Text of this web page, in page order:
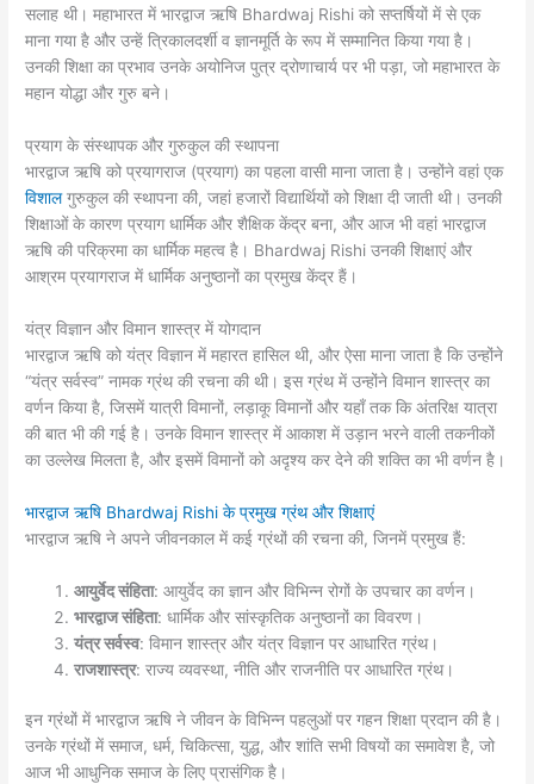
सलाह थी। महाभारत में भारद्वाज ऋषि Bhardwaj Rishi को सप्तर्षियों में से एक
माना गया है और उन्हें त्रिकालदर्शी व ज्ञानमूर्ति के रूप में सम्मानित किया गया है।
उनकी शिक्षा का प्रभाव उनके अयोनिज पुत्र द्रोणाचार्य पर भी पड़ा, जो महाभारत के
महान योद्धा और गुरु बने।
प्रयाग के संस्थापक और गुरुकुल की स्थापना
भारद्वाज ऋषि को प्रयागराज (प्रयाग) का पहला वासी माना जाता है। उन्होंने वहां एक
विशालगुरुकुल की स्थापना की, जहां हजारों विद्यार्थियों को शिक्षा दी जाती थी। उनकी
शिक्षाओं के कारण प्रयाग धार्मिक और शैक्षिक केंद्र बना, और आज भी वहां भारद्वाज
ऋषि की परिक्रमा का धार्मिक महत्व है। Bhardwaj Rishi उनकी शिक्षाएं और
आश्रम प्रयागराज में धार्मिक अनुष्ठानों का प्रमुख केंद्र हैं।
यंत्र विज्ञान और विमान शास्त्र में योगदान
भारद्वाज ऋषि को यंत्र विज्ञान में महारत हासिल थी, और ऐसा माना जाता है कि उन्होंने
“यंत्र सर्वस्व” नामक ग्रंथ की रचना की थी। इस ग्रंथ में उन्होंने विमान शास्त्र का
वर्णन किया है, जिसमें यात्री विमानों, लड़ाकू विमानों और यहाँ तक कि अंतरिक्ष यात्रा
की बात भी की गई है। उनके विमान शास्त्र में आकाश में उड़ान भरने वाली तकनीकों
का उल्लेख मिलता है, और इसमें विमानों को अदृश्य कर देने की शक्ति का भी वर्णन है।
भारद्वाज ऋषि Bhardwaj Rishi के प्रमुख ग्रंथ और शिक्षाएं
भारद्वाज ऋषि ने अपने जीवनकाल में कई ग्रंथों की रचना की, जिनमें प्रमुख हैं:
आयुर्वेद संहिता: आयुर्वेद का ज्ञान और विभिन्न रोगों के उपचार का वर्णन।
भारद्वाज संहिता: धार्मिक और सांस्कृतिक अनुष्ठानों का विवरण।
यंत्र सर्वस्व: विमान शास्त्र और यंत्र विज्ञान पर आधारित ग्रंथ।
राजशास्त्र: राज्य व्यवस्था, नीति और राजनीति पर आधारित ग्रंथ।
इन ग्रंथों में भारद्वाज ऋषि ने जीवन के विभिन्न पहलुओं पर गहन शिक्षा प्रदान की है।
उनके ग्रंथों में समाज, धर्म, चिकित्सा, युद्ध, और शांति सभी विषयों का समावेश है, जो
आज भी आधुनिक समाज के लिए प्रासंगिक है।